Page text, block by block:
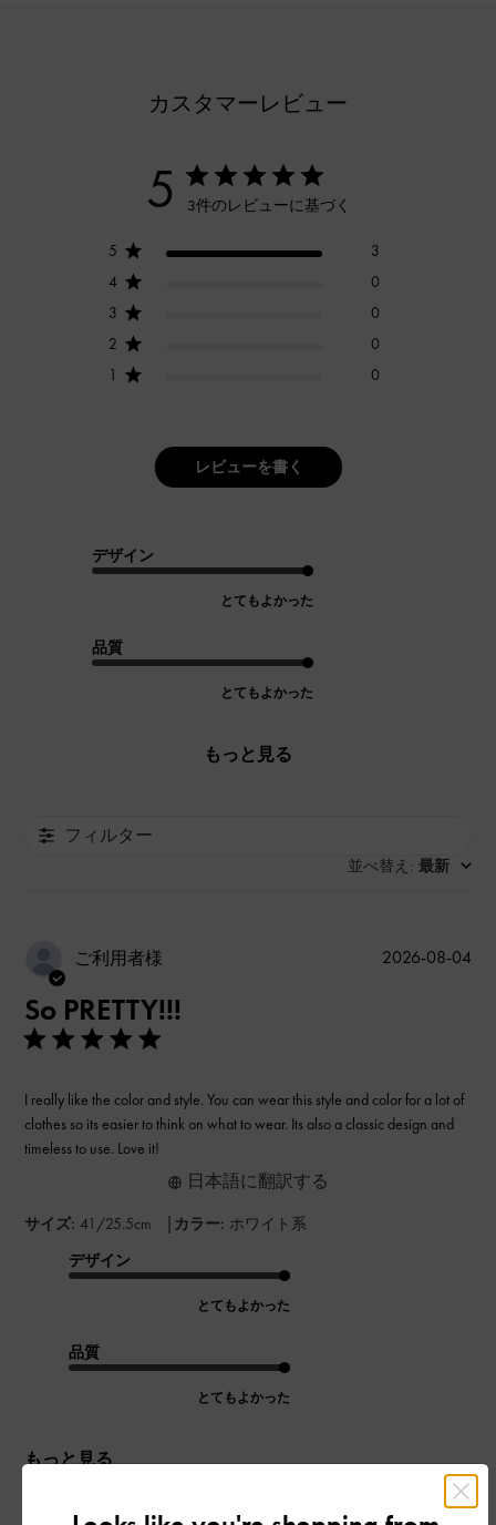
カスタマーレビュー
5 3件のレビューに基づく
5
3
4
0
3
0
2
0
1
0
レビューを書く
デザイン
とてもよかった
品質
とてもよかった
もっと見る
フィルター
並べ替え : 最新
ご利用者様
So PRETTY!!!
I really like the color and style. You can wear this style and color for a lot of
clothes so its easier to think on what to wear. Its also a classic design and
timeless to use. Love it!
サイズ: 41/25.5cm | カラー: ホワイト系
デザイン
とてもよかった
品質
とてもよかった
もっと見る
日本語に翻訳する
公
2026-08-04